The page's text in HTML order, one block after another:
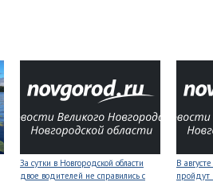
За сутки в Новгородской области
двое водителей не справились с
В